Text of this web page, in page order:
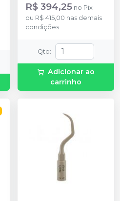
R$ 394,25 no Pix
ou R$ 415,00 nas demais
condições
Qtd :
Adicionar ao
carrinho